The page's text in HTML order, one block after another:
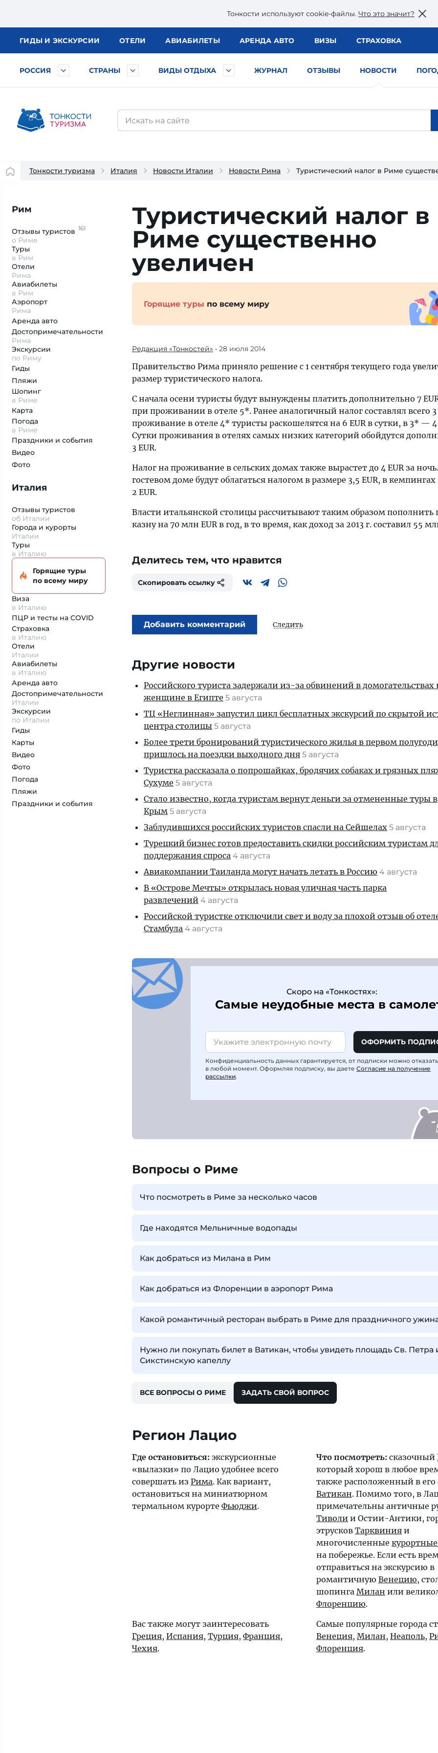
Тонкости используют сookie-файлы. Что это значит?
ГИДЫ И ЭКСКУРСИИ ОТЕЛИ АВИАБИЛЕТЫ АРЕНДА АВТО ВИЗЫ СТРАХОВКА
РОССИЯ СТРАНЫ ВИДЫ ОТДЫХА ЖУРНАЛ ОТЗЫВЫ НОВОСТИ
Тонкости туризма Италия Новости Италии Новости Рима Туристический налог в Риме
Рим
Отзывы туристов 161
о Риме
Туры
в Рим
Отели
Рима
Авиабилеты
в Рим
Аэропорт
Рима
Аренда авто
Достопримеча­тельности
Рима
Экскурсии
по Риму
Гиды
Пляжи
Шопинг
в Риме
Карта
Погода
в Риме
Праздники и события
Видео
Фото
Италия
Отзывы туристов
об Италии
Города и курорты
Италии
Туры
в Италию
Горящие туры
по всему миру
Виза
в Италию
ПЦР и тесты на COVID
Страховка
в Италию
Отели
Италии
Авиабилеты
в Италию
Аренда авто
Достопримеча­тельности
Италии
Экскурсии
по Италии
Гиды
Карты
Видео
Фото
Погода
Пляжи
Праздники и события
Туристический налог в
Риме существенно
увеличен
Горящие туры по всему миру
Редакция «Тонкостей» • 28 июля 2014
Правительство Рима приняло решение с 1 сентября текущего года
размер туристического налога.
С начала осени туристы будут вынуждены платить дополнительно 7
при проживании в отеле 5*. Ранее аналогичный налог составлял всего 3
проживание в отеле 4* туристы раскошелятся на 6 EUR в сутки, в 3* — 4
Сутки проживания в отелях самых низких категорий обойдутся
3 EUR.
Налог на проживание в сельских домах также вырастет до 4 EUR за
гостевом доме будут облагаться налогом в размере 3,5 EUR, в
2 EUR.
Власти итальянской столицы рассчитывают таким образом пополнить
казну на 70 млн EUR в год, в то время, как доход за 2013 г. составил 55
Делитесь тем, что нравится
Скопировать ссылку
Добавить комментарий Следить
Другие новости
Российского туриста задержали из-за обвинений в домогательствах
женщине в Египте 5 августа
ТЦ «Неглинная» запустил цикл бесплатных экскурсий по скрытой
центра столицы 5 августа
Более трети бронирований туристического жилья в первом
пришлось на поездки выходного дня 5 августа
Туристка рассказала о попрошайках, бродячих собаках и грязных
Сухуме 5 августа
Стало известно, когда туристам вернут деньги за отмененные туры в
Крым 5 августа
Заблудившихся российских туристов спасли на Сейшелах 5 августа
Турецкий бизнес готов предоставить скидки российским туристам
поддержания спроса 4 августа
Авиакомпании Таиланда могут начать летать в Россию 4 августа
В «Острове Мечты» открылась новая уличная часть парка
развлечений 4 августа
Российской туристке отключили свет и воду за плохой отзыв об
Стамбула 4 августа
Скоро на «Тонкостях»:
Самые неудобные места в
ОФОРМИТЬ
Конфиденциальность данных гарантируется, от подписки можно
в любой момент. Оформляя подписку, вы даете Согласие на получение
рассылки.
Вопросы о Риме
Что посмотреть в Риме за несколько часов
Где находятся Мельничные водопады
Как добраться из Милана в Рим
Как добраться из Флоренции в аэропорт Рима
Какой романтичный ресторан выбрать в Риме для праздничного
Нужно ли покупать билет в Ватикан, чтобы увидеть площадь Cв. Петра
Сикстинскую капеллу
ВСЕ ВОПРОСЫ О РИМЕ ЗАДАТЬ СВОЙ ВОПРОС
Регион Лацио
Где остановиться: экскурсионные
«вылазки» по Лацио удобнее всего
совершать из Рима. Как вариант,
остановиться на миниатюрном
термальном курорте Фьюджи.
Что посмотреть: сказочный
который хорош в любое
также расположенный в его
Ватикан. Помимо того, в
примечательны античные
Тиволи и Остии-Антики,
этрусков Тарквиния и
многочисленные
на побережье. Если есть
отправиться на экскурсию в
романтичную Венецию,
шопинга Милан или
Флоренцию.
Вас также могут заинтересовать
Греция, Испания, Турция, Франция,
Чехия.
Самые популярные города
Венеция, Милан, Неаполь,
Флоренция.